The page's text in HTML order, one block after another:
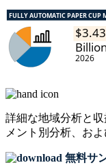
詳細な地域分析と収
メント別分析、お
無料サ